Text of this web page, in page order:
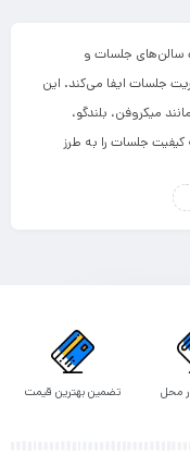
سالن‌های جلسات و
جلسات ایفا می‌کند. این
میکروفن، بلندگو،
جلسات را به طرز
تسهیل ارتباطات میان
مانند میکروفن‌های حساس و
سالن پخش می‌کنند. از
محل تضمین بهترین قیمت